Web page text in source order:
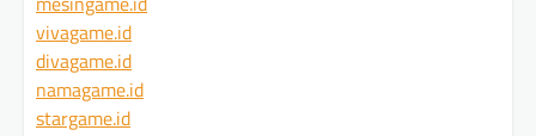
vivagame.id
divagame.id
namagame.id
stargame.id